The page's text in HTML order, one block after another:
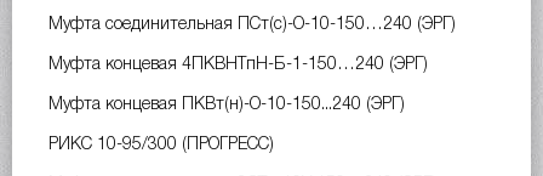
Муфта соединительная ПСт(с)-О-10-150…240 (ЭРГ)
Муфта концевая 4ПКВНТпН-Б-1-150…240 (ЭРГ)
Муфта концевая ПКВт(н)-О-10-150...240 (ЭРГ)
РИКС 10-95/300 (ПРОГРЕСС)